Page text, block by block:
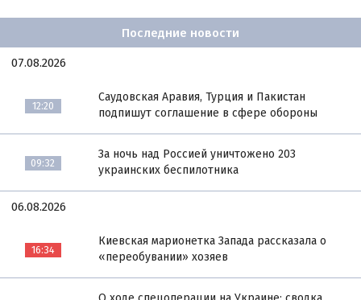
Последние новости
07.08.2026
12:20
Саудовская Аравия, Турция и Пакистан
подпишут соглашение в сфере обороны
09:32
За ночь над Россией уничтожено 203
украинских беспилотника
06.08.2026
16:34
Киевская марионетка Запада рассказала о
«переобувании» хозяев